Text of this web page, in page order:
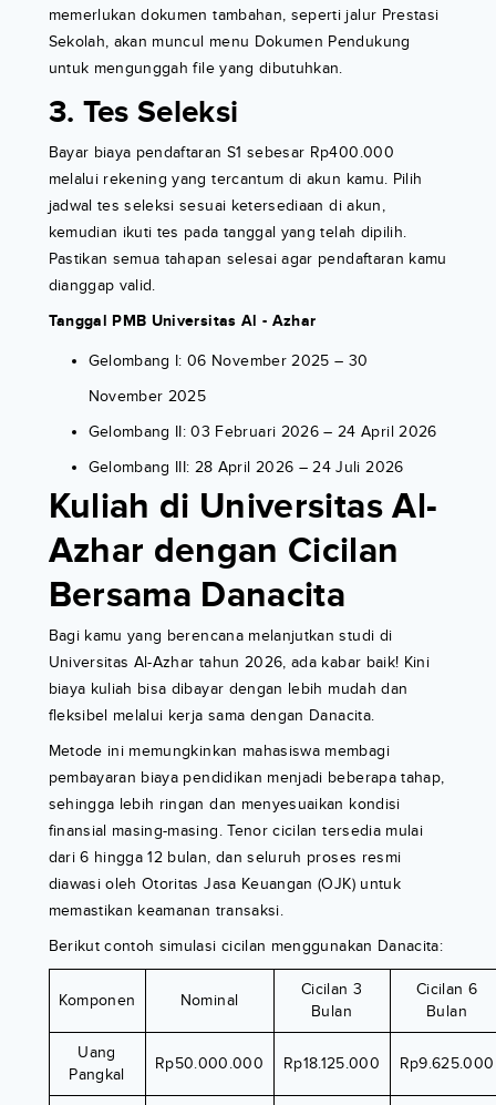
memerlukan dokumen tambahan, seperti jalur Prestasi
Sekolah, akan muncul menu Dokumen Pendukung
untuk mengunggah file yang dibutuhkan.
3. Tes Seleksi
Bayar biaya pendaftaran S1 sebesar Rp400.000
melalui rekening yang tercantum di akun kamu. Pilih
jadwal tes seleksi sesuai ketersediaan di akun,
kemudian ikuti tes pada tanggal yang telah dipilih.
Pastikan semua tahapan selesai agar pendaftaran kamu
dianggap valid.
Tanggal PMB Universitas Al - Azhar
Gelombang I: 06 November 2025 – 30
November 2025
Gelombang II: 03 Februari 2026 – 24 April 2026
Gelombang III: 28 April 2026 – 24 Juli 2026
Kuliah di Universitas Al-
Azhar dengan Cicilan
Bersama Danacita
Bagi kamu yang berencana melanjutkan studi di
Universitas Al-Azhar tahun 2026, ada kabar baik! Kini
biaya kuliah bisa dibayar dengan lebih mudah dan
fleksibel melalui kerja sama dengan Danacita.
Metode ini memungkinkan mahasiswa membagi
pembayaran biaya pendidikan menjadi beberapa tahap,
sehingga lebih ringan dan menyesuaikan kondisi
finansial masing-masing. Tenor cicilan tersedia mulai
dari 6 hingga 12 bulan, dan seluruh proses resmi
diawasi oleh Otoritas Jasa Keuangan (OJK) untuk
memastikan keamanan transaksi.
Berikut contoh simulasi cicilan menggunakan Danacita:
Komponen Nominal
Cicilan 3
Bulan
Cicilan 6
Bulan
Uang
Pangkal
Rp50.000.000 Rp18.125.000 Rp9.625.000